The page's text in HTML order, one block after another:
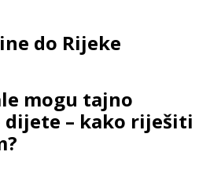
do Rijeke
mogu tajno
– kako riješiti